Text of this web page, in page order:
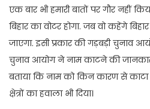
एक बार भी हमारी बातों पर गौर नहीं
बिहार का वोटर होगा. जब वो कहेंगे
जाएगा. इसी प्रकार की गड़बड़ी चुनाव
चुनाव आयोग ने नाम काटने की
बताया कि नाम को किन कारण से
क्षेत्रों का हवाला भी दिया।